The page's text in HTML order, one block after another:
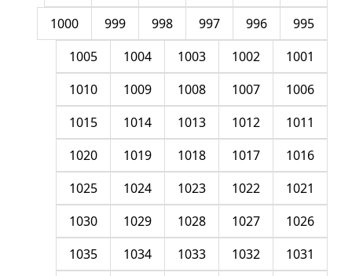
995
996
997
998
999
1000
1001
1002
1003
1004
1005
1006
1007
1008
1009
1010
1011
1012
1013
1014
1015
1016
1017
1018
1019
1020
1021
1022
1023
1024
1025
1026
1027
1028
1029
1030
1031
1032
1033
1034
1035